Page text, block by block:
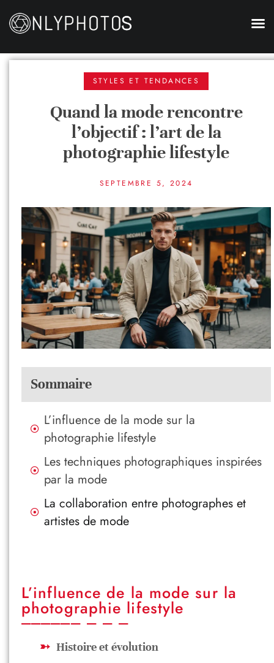
STYLES ET TENDANCES
Quand la mode rencontre
l’objectif : l’art de la
photographie lifestyle
SEPTEMBRE 5, 2024
Sommaire
L’influence de la mode sur la
photographie lifestyle
Les techniques photographiques inspirées
par la mode
La collaboration entre photographes et
artistes de mode
L’influence de la mode sur la
photographie lifestyle
Histoire et évolution